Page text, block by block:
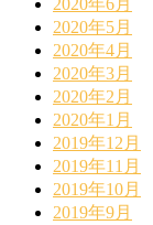
2020年5月
2020年4月
2020年3月
2020年2月
2020年1月
2019年12月
2019年11月
2019年10月
2019年9月